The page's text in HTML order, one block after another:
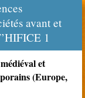
avant et
1
et
(Europe,